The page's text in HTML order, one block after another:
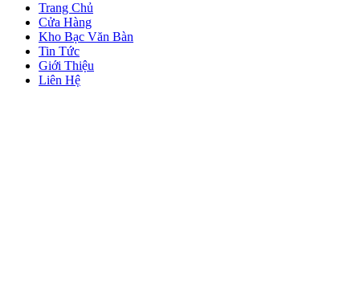
Trang Chủ
Cửa Hàng
Kho Bạc Văn Bàn
Tin Tức
Giới Thiệu
Liên Hệ